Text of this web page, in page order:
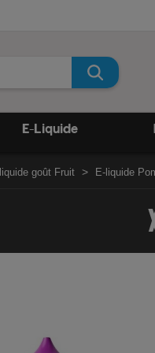
E-Liquide
goût Fruit E-liquide